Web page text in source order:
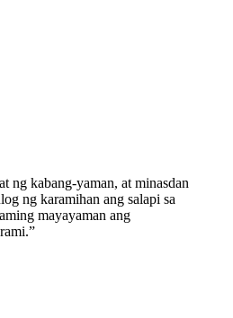
ng kabang-yaman, at minasdan
ng karamihan ang salapi sa
mayayaman ang
”